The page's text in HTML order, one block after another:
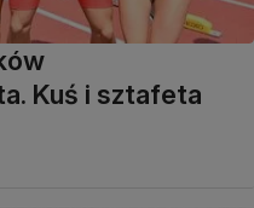
Kuś i sztafeta